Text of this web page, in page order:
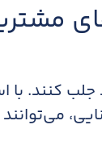
جلب کنند. با
می‌توانند